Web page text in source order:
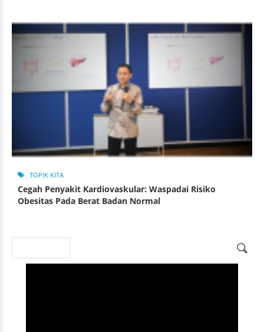
TOPIK KITA
Cegah Penyakit Kardiovaskular: Waspadai Risiko
Obesitas Pada Berat Badan Normal